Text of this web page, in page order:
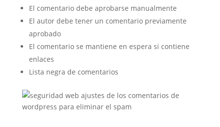
El comentario debe aprobarse manualmente
El autor debe tener un comentario previamente
aprobado
El comentario se mantiene en espera si contiene
enlaces
Lista negra de comentarios